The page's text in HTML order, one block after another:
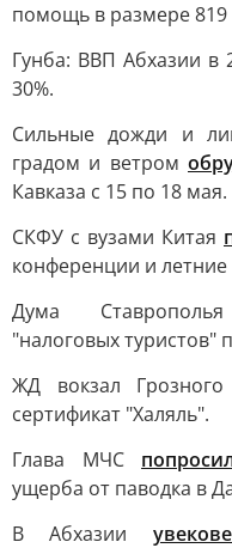
помощь в размере 819
Гунба: ВВП Абхазии в
30%.
Сильные дожди и
градом и ветром
Кавказа с 15 по 18 мая.
СКФУ с вузами Китая
конференции и
Дума
"налоговых туристов"
ЖД вокзал
сертификат "Халяль".
Глава МЧС
ущерба от паводка в
В Абхазии